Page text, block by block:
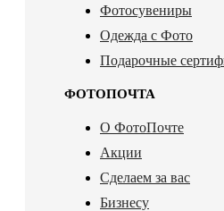
Фотосувениры
Одежда с Фото
Подарочные
ФОТОПОЧТА
О ФотоПочте
Акции
Сделаем за вас
Бизнесу